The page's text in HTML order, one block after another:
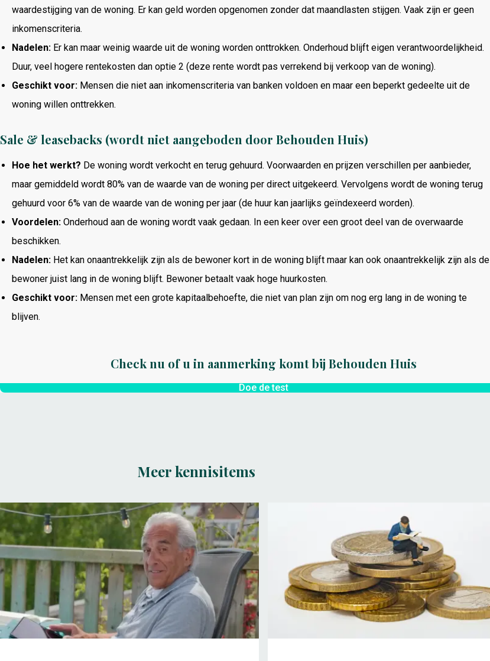
waardestijging van de woning. Er kan geld worden opgenomen zonder dat maandlasten stijgen. Vaak zijn er geen
inkomenscriteria.
Nadelen: Er kan maar weinig waarde uit de woning worden onttrokken. Onderhoud blijft eigen verantwoordelijkheid.
Duur, veel hogere rentekosten dan optie 2 (deze rente wordt pas verrekend bij verkoop van de woning).
Geschikt voor: Mensen die niet aan inkomenscriteria van banken voldoen en maar een beperkt gedeelte uit de
woning willen onttrekken.
Sale & leasebacks (wordt niet aangeboden door Behouden Huis)
Hoe het werkt? De woning wordt verkocht en terug gehuurd. Voorwaarden en prijzen verschillen per aanbieder,
maar gemiddeld wordt 80% van de waarde van de woning per direct uitgekeerd. Vervolgens wordt de woning terug
gehuurd voor 6% van de waarde van de woning per jaar (de huur kan jaarlijks geïndexeerd worden).
Voordelen: Onderhoud aan de woning wordt vaak gedaan. In een keer over een groot deel van de overwaarde
beschikken.
Nadelen: Het kan onaantrekkelijk zijn als de bewoner kort in de woning blijft maar kan ook onaantrekkelijk zijn als de
bewoner juist lang in de woning blijft. Bewoner betaalt vaak hoge huurkosten.
Geschikt voor: Mensen met een grote kapitaalbehoefte, die niet van plan zijn om nog erg lang in de woning te
blijven.
Check nu of u in aanmerking komt bij Behouden Huis
Doe de test
Meer kennisitems